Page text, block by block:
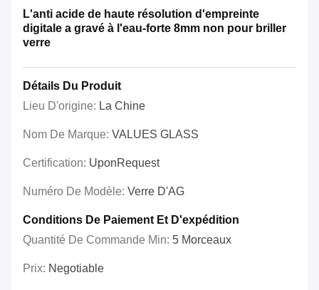
L'anti acide de haute résolution d'empreinte
digitale a gravé à l'eau-forte 8mm non pour briller
verre
Détails Du Produit
Lieu D'origine: La Chine
Nom De Marque: VALUES GLASS
Certification: UponRequest
Numéro De Modèle: Verre D'AG
Conditions De Paiement Et D'expédition
Quantité De Commande Min: 5 Morceaux
Prix: Negotiable